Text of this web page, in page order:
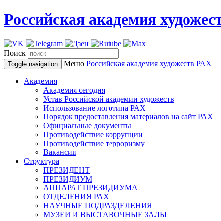
Российская академия
Поиск
Toggle navigation Меню Российская академия художеств РАХ
Академия
Академия сегодня
Устав Российской академии художеств
Использование логотипа РАХ
Порядок предоставления материалов на сайт РАХ
Официальные документы
Противодействие коррупции
Противодействие терроризму
Вакансии
Структура
ПРЕЗИДЕНТ
ПРЕЗИДИУМ
АППАРАТ ПРЕЗИДИУМА
ОТДЕЛЕНИЯ РАХ
НАУЧНЫЕ ПОДРАЗДЕЛЕНИЯ
МУЗЕИ И ВЫСТАВОЧНЫЕ ЗАЛЫ